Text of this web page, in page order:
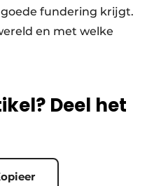
fundering krijgt.
en met welke
Deel het